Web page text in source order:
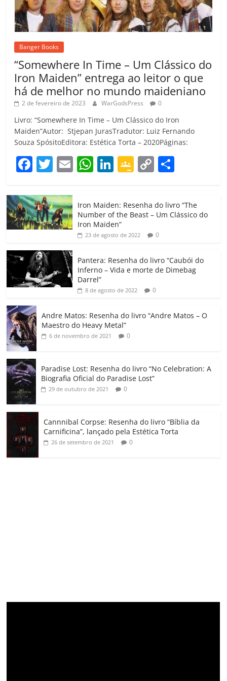
Banger Books
“Somewhere In Time – Um Clássico do
Iron Maiden” entrega ao leitor o que
há de melhor no mundo maideniano
2 de fevereiro de 2023 WarGodsPress 0
Livro: “Somewhere In Time – Um Clássico do Iron
Maiden”Autor: Stjepan JurasTradutor: Luiz Fernando
Souza SpósitoEditora: Estética Torta – 2020Páginas:
F
c
e
b
o
o
k
T
itt
er
E W
at
s
A
p
Li
e
dI
G
gl
e
Cl
a
ss
ro
o
C
p
y
Li
k
m
p
h
ar
Iron Maiden: Resenha do livro “The
Number of the Beast – Um Clássico do
Iron Maiden”
23 de agosto de 2022 0
Pantera: Resenha do livro “Caubói do
Inferno – Vida e morte de Dimebag
Darrel”
8 de agosto de 2022 0
Andre Matos: Resenha do livro “Andre Matos – O
Maestro do Heavy Metal”
6 de novembro de 2021 0
Paradise Lost: Resenha do livro “No Celebration: A
Biografia Oficial do Paradise Lost”
29 de outubro de 2021 0
Cannnibal Corpse: Resenha do livro “Bíblia da
Carnificina”, lançado pela Estética Torta
26 de setembro de 2021 0